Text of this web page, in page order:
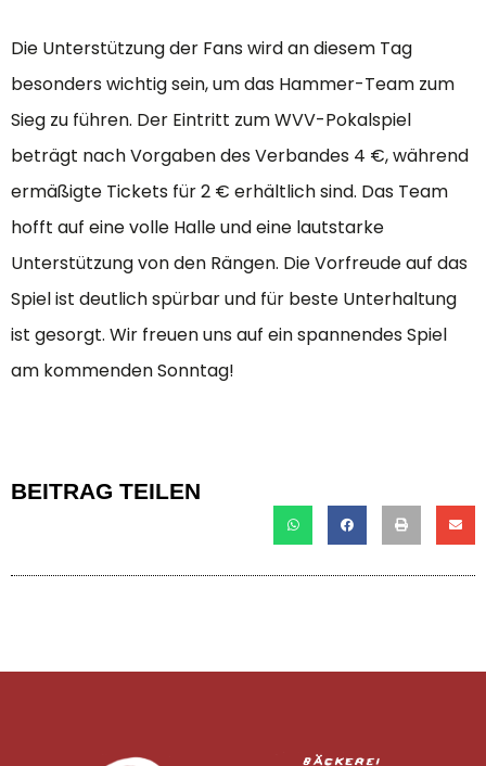
Die Unterstützung der Fans wird an diesem Tag
besonders wichtig sein, um das Hammer-Team zum
Sieg zu führen. Der Eintritt zum WVV-Pokalspiel
beträgt nach Vorgaben des Verbandes 4 €, während
ermäßigte Tickets für 2 € erhältlich sind. Das Team
hofft auf eine volle Halle und eine lautstarke
Unterstützung von den Rängen. Die Vorfreude auf das
Spiel ist deutlich spürbar und für beste Unterhaltung
ist gesorgt. Wir freuen uns auf ein spannendes Spiel
am kommenden Sonntag!
BEITRAG TEILEN